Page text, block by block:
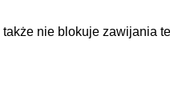
nie blokuje zawijania